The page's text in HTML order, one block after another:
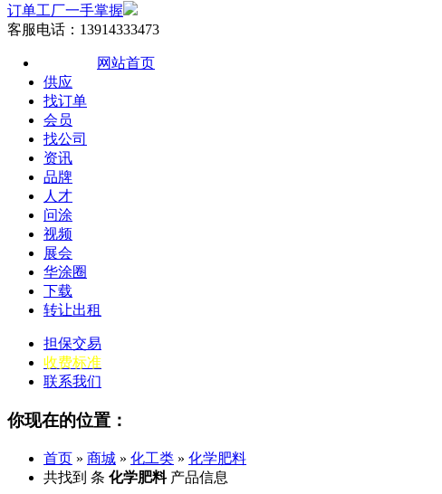
订单工厂一手掌握
客服电话：13914333473
网站首页
供应
找订单
会员
找公司
资讯
品牌
人才
问涂
视频
展会
华涂圈
下载
转让出租
担保交易
收费标准
联系我们
你现在的位置：
首页 » 商城 » 化工类 » 化学肥料
共找到 条 化学肥料 产品信息